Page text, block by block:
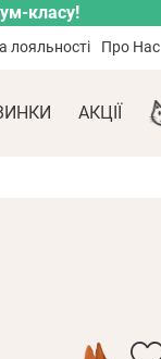
класу!
лояльності Про Нас
АКЦІЇ